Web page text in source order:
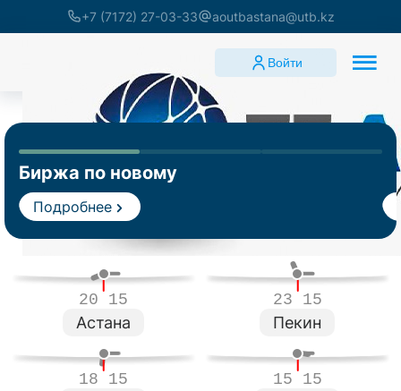
+7 (7172) 27-03-33 aoutbastana@utb.kz
Войти
Биржа по новому
Подробнее
20 15
Астана
23 15
Пекин
18 15 15 15